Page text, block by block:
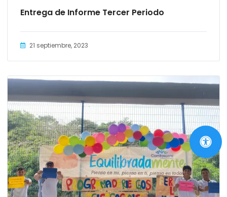
Entrega de Informe Tercer Periodo
21 septiembre, 2023